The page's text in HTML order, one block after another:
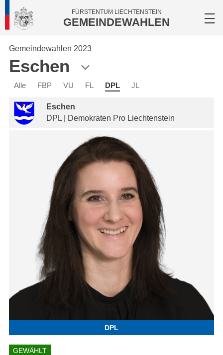
FÜRSTENTUM LIECHTENSTEIN
GEMEINDEWAHLEN
Gemeindewahlen 2023
Eschen
Alle FBP VU FL DPL JL
Eschen
DPL | Demokraten Pro Liechtenstein
DPL
GEWÄHLT